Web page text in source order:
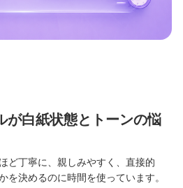
が白紙状態とトーンの悩
ど丁寧に、親しみやすく、直接的
を決めるのに時間を使っています。